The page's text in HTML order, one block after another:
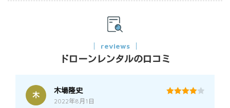
reviews
ドローンレンタルの口コミ
木
木場隆史
2022年8月1日